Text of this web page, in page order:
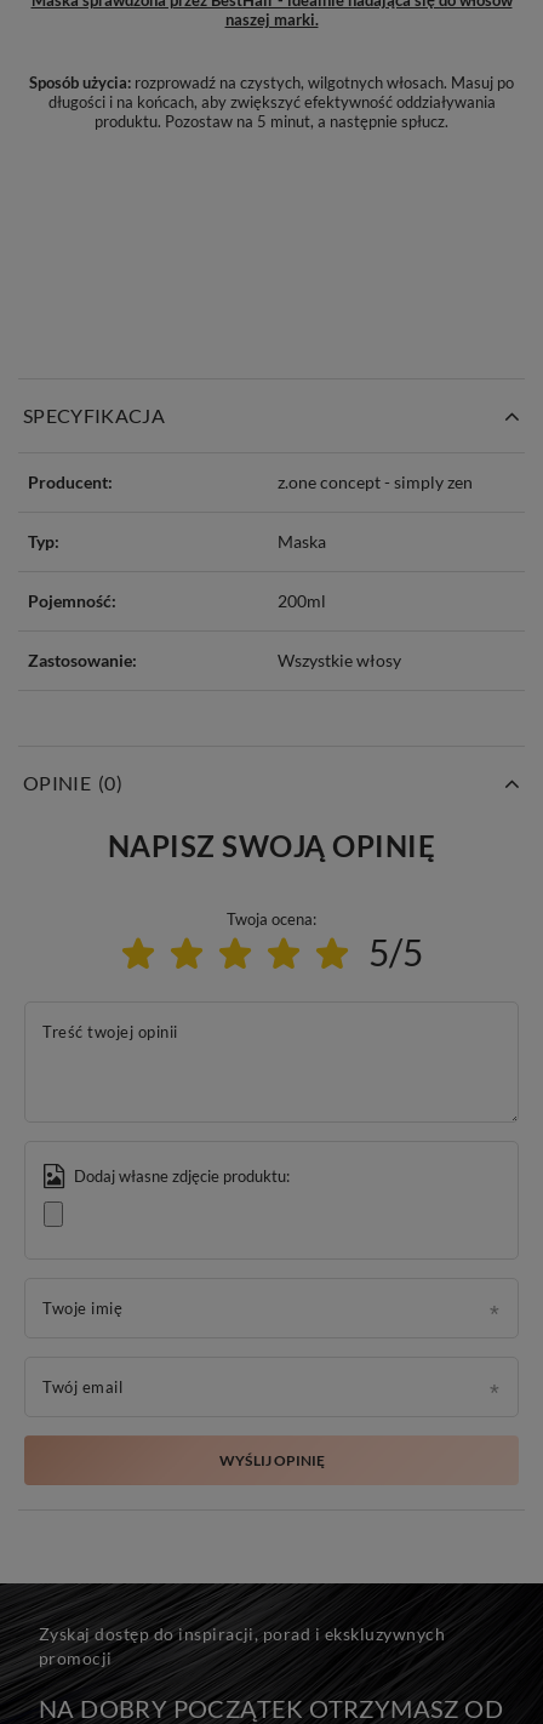
naszej marki.
Sposób użycia: rozprowadź na czystych, wilgotnych włosach. Masuj po
długości i na końcach, aby zwiększyć efektywność oddziaływania
produktu. Pozostaw na 5 minut, a następnie spłucz.
SPECYFIKACJA
Producent: z.one concept - simply zen
Typ: Maska
Pojemność: 200ml
Zastosowanie: Wszystkie włosy
OPINIE (0)
NAPISZ SWOJĄ OPINIĘ
Twoja ocena:
5/5
Treść twojej opinii
Dodaj własne zdjęcie produktu:
Twoje imię
Twój email
WYŚLIJ OPINIĘ
Zyskaj dostęp do inspiracji, porad i ekskluzywnych
promocji
NA DOBRY POCZĄTEK OTRZYMASZ OD